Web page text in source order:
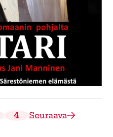
4 Seuraava